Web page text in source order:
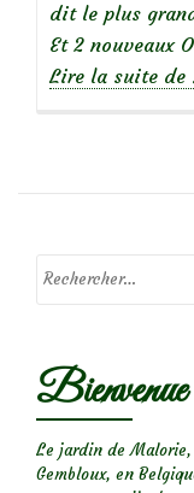
dit le plus
Et 2 nouveaux
Lire la suite de
Le jardin de
Gembloux, en